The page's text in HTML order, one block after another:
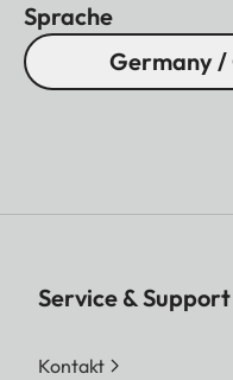
Sprache
Germany /
Service & Support
Kontakt